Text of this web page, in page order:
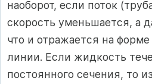
наоборот, если поток
скорость уменьшается, а
что и отражается на
линии. Если жидкость
постоянного сечения, то